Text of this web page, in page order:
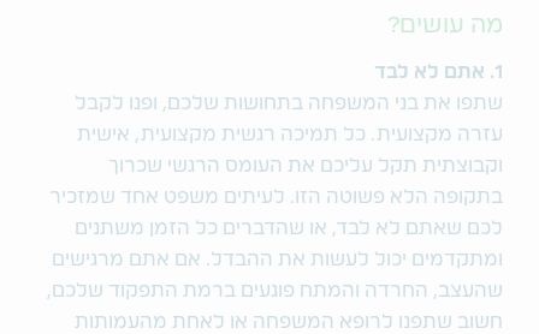
מה עושים?
1. אתם לא לבד
שתפו את בני המשפחה בתחושות שלכם, ופנו לקבל
עזרה מקצועית. כל תמיכה רגשית מקצועית, אישית
וקבוצתית תקל עליכם את העומס הרגשי שכרוך
בתקופה הלא פשוטה הזו. לעיתים משפט אחד שמזכיר
לכם שאתם לא לבד, או שהדברים כל הזמן משתנים
ומתקדמים יכול לעשות את ההבדל. אם אתם מרגישים
שהעצב, החרדה והמתח פוגעים ברמת התפקוד שלכם,
חשוב שתפנו לרופא המשפחה או לאחת מהעמותות